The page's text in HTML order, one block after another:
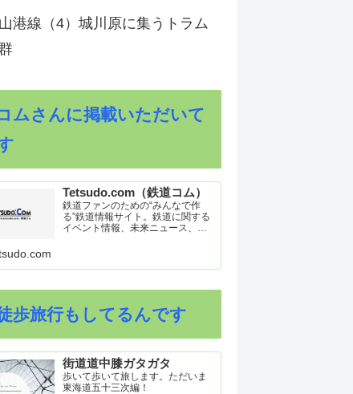
港線（4）城川原に集うトラム
ムさんに掲載いただいて
Tetsudo.com（鉄道コム）
鉄道ファンのための“みんなで作
る”鉄道情報サイト。鉄道に関する
イベント情報、未来ニュース、車
ク集や、参加型ゲーム「駅つなゲ
歩旅行もしてるんです
街道道中膝ガタガタ
歩いて歩いて旅します。ただいま
東海道五十三次編！